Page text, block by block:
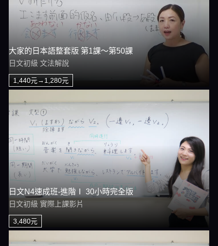
大家的日本語整套版 第1課～第50課
日文初級 文法解說
1,440元→1,280元
日文N4速成班-進階Ⅰ 30小時完全版
日文初級 實際上課影片
3,480元